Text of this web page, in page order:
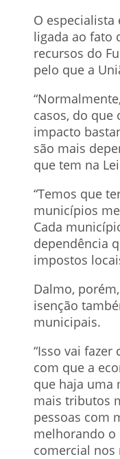
O
ligada ao fato
recursos do
pelo que a
casos, do que
impacto
são mais
que tem na
“Temos que
municípios
Cada
dependência
impostos
Dalmo,
isenção
municipais.
“Isso vai
com que a
que haja uma
mais tributos
pessoas com
melhorando o
comercial nos